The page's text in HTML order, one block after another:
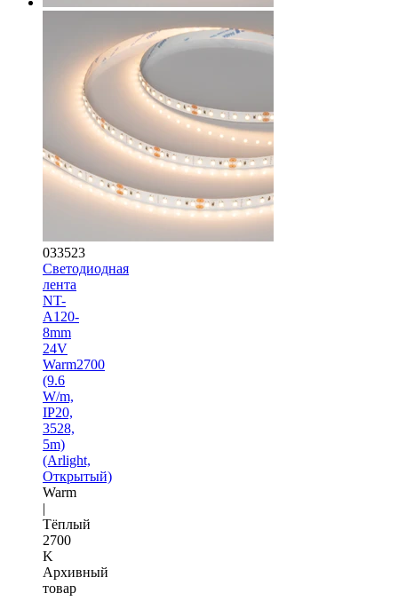
033523
Светодиодная
лента
NT-
A120-
8mm
24V
Warm2700
(9.6
W/m,
IP20,
3528,
5m)
(Arlight,
Открытый)
Warm
|
Тёплый
2700
K
Архивный
товар